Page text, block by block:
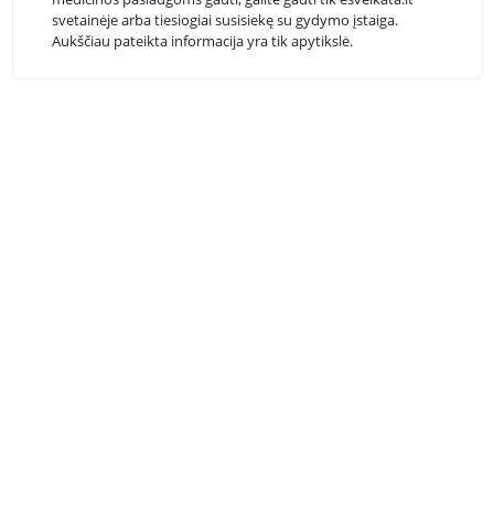
svetainėje arba tiesiogiai susisiekę su gydymo įstaiga.
Aukščiau pateikta informacija yra tik apytikslė.